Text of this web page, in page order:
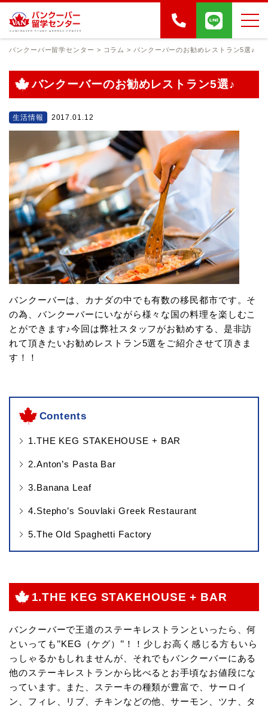
バンクーバー留学センター > コラム > バンクーバーのお勧めレストラン5選♪
バンクーバーのお勧めレストラン5選♪
生活情報 2017.01.12
バンクーバーは、カナダの中でも有数の移民都市です。そ
の為、バンクーバーにいながら様々な国の料理を楽しむこ
とができます♪今回は弊社スタッフがお勧めする、是非訪
れて頂きたいお勧めレストラン5選をご紹介させて頂きま
す！！
Contents
1.THE KEG STAKEHOUSE + BAR
2.Anton’s Pasta Bar
3.Banana Leaf
4.Stepho’s Souvlaki Greek Restaurant
5.The Old Spaghetti Factory
1.THE KEG STAKEHOUSE + BAR
バンクーバーで王道のステーキレストランといったら、何
といっても’’KEG（ケグ）’’！！少しお高く感じる方もいら
っしゃるかもしれませんが、それでもバンクーバーにある
他のステーキレストランから比べるとお手頃なお値段にな
っています。また、ステーキの種類が豊富で、サーロイ
ン、フィレ、リブ、チキンなどの他、サーモン、ツナ、タ